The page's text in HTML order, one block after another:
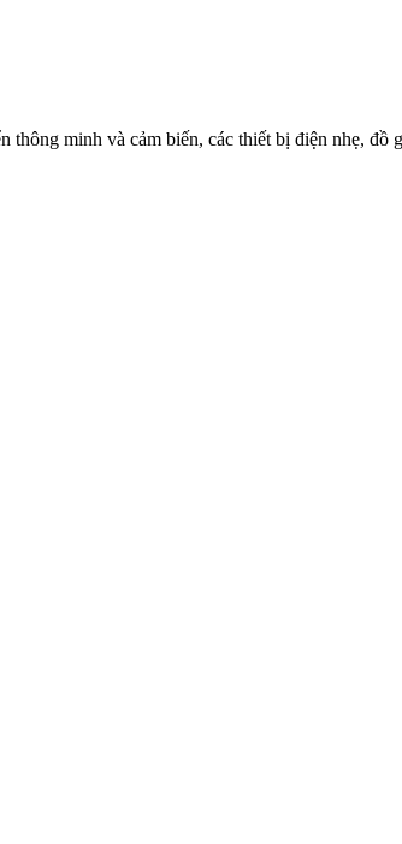
minh và cảm biến, các thiết bị điện nhẹ,